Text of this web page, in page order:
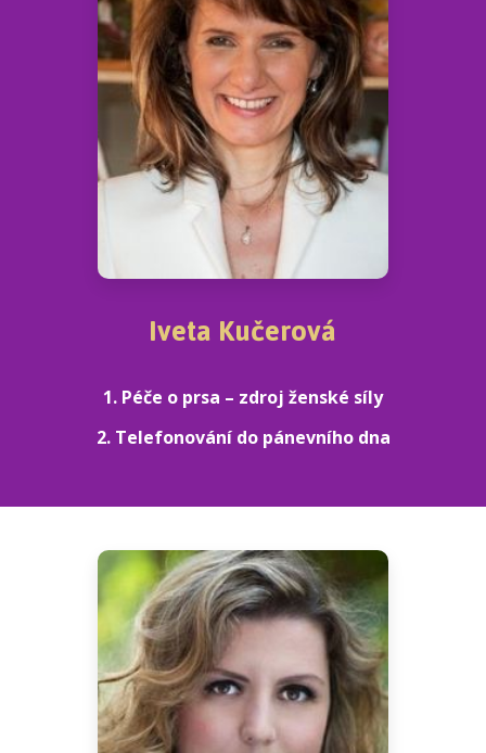
Iveta Kučerová
1. Péče o prsa – zdroj ženské síly
2. Telefonování do pánevního dna